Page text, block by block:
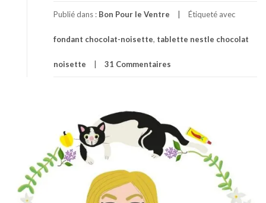
r
p
s
l
e
u
x
u
Publié dans : Bon Pour le Ventre Étiqueté avec
fondant chocolat-noisette, tablette nestle chocolat
noisette 31 Commentaires